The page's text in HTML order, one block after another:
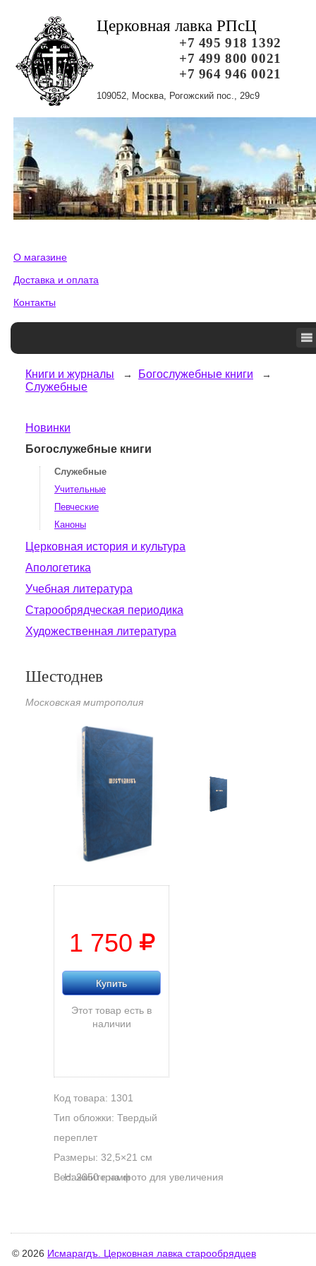
Церковная лавка РПсЦ
+7 495 918 1392
+7 499 800 0021
+7 964 946 0021
109052, Москва, Рогожский пос., 29с9
О магазине
Доставка и оплата
Контакты
Книги и журналы
Богослужебные книги
Служебные
Новинки
Богослужебные книги
Служебные
Учительные
Певческие
Каноны
Церковная история и культура
Апологетика
Учебная литература
Старообрядческая периодика
Художественная литература
Шестоднев
Московская митрополия
Нажмите на фото для увеличения
1 750
Купить
Этот товар есть в
наличии
Код товара: 1301
Тип обложки: Твердый
переплет
Размеры: 32,5×21 см
Вес: 2050 грамм
© 2026 Исмарагдъ. Церковная лавка старообрядцев